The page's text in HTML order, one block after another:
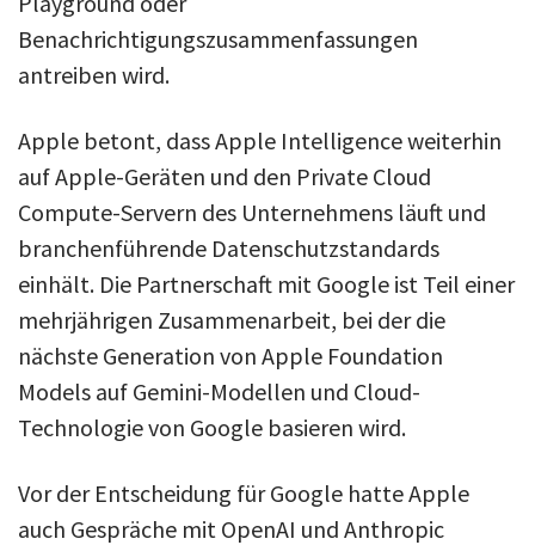
Benachrichtigungszusammenfassungen
antreiben wird.
Apple betont, dass Apple Intelligence weiterhin
auf Apple-Geräten und den Private Cloud
Compute-Servern des Unternehmens läuft und
branchenführende Datenschutzstandards
einhält. Die Partnerschaft mit Google ist Teil einer
mehrjährigen Zusammenarbeit, bei der die
nächste Generation von Apple Foundation
Models auf Gemini-Modellen und Cloud-
Technologie von Google basieren wird.
Vor der Entscheidung für Google hatte Apple
auch Gespräche mit OpenAI und Anthropic